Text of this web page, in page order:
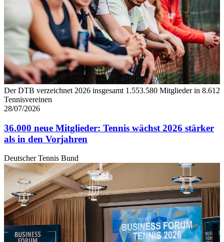
Der DTB verzeichnet 2026 insgesamt 1.553.580 Mitglieder in 8.612
Tennisvereinen
28/07/2026
36.000 neue Mitglieder: Tennis wächst 2026 stärker
als in den Vorjahren
Deutscher Tennis Bund